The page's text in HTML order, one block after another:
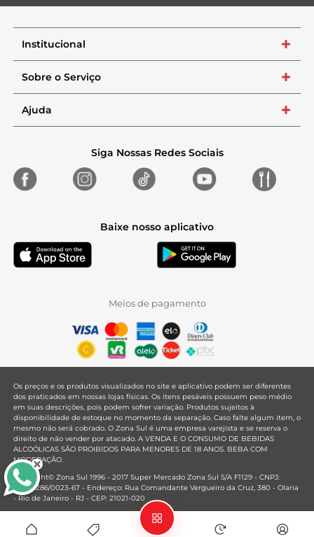
Institucional +
Sobre o Serviço +
Ajuda +
Siga Nossas Redes Sociais
Baixe nosso aplicativo
Meios de pagamento
Os preços e os produtos visualizados no site e aplicativo podem ser diferentes
dos praticados em nossas lojas físicas. Os itens pesáveis possuem peso médio
em suas descrições, pois podem sofrer variação. Produtos sujeitos à
disponibilidade de estoque no momento da separação. Caso falte algum item, o
mesmo não será cobrado. O Zona Sul é uma empresa varejista e se reserva o
direito de não vender por atacado. A VENDA E O CONSUMO DE BEBIDAS
ALCOÓLICAS SÃO PROIBIDOS PARA MENORES DE 18 ANOS. BEBA COM
MODERAÇÃO.
Copyright© Zona Sul 1996 - 2017 Super Mercado Zona Sul S/A F1129 - CNPJ:
33.381.286/0023-67 - Endereço: Rua Comandante Vergueiro da Cruz, 380 - Olaria
- Rio de Janeiro - RJ - CEP: 21021-020
Mantido por